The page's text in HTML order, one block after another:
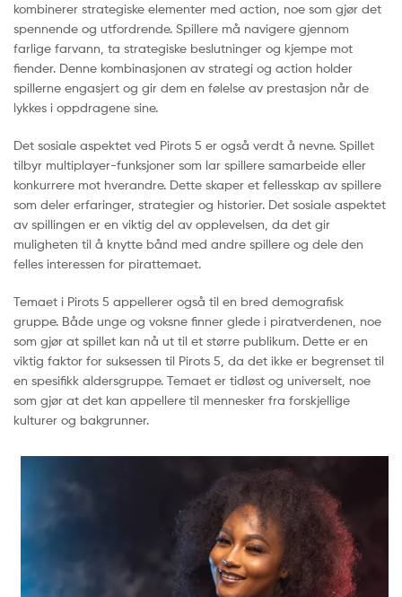
kombinerer strategiske elementer med action, noe som gjør det
spennende og utfordrende. Spillere må navigere gjennom
farlige farvann, ta strategiske beslutninger og kjempe mot
fiender. Denne kombinasjonen av strategi og action holder
spillerne engasjert og gir dem en følelse av prestasjon når de
lykkes i oppdragene sine.
Det sosiale aspektet ved Pirots 5 er også verdt å nevne. Spillet
tilbyr multiplayer-funksjoner som lar spillere samarbeide eller
konkurrere mot hverandre. Dette skaper et fellesskap av spillere
som deler erfaringer, strategier og historier. Det sosiale aspektet
av spillingen er en viktig del av opplevelsen, da det gir
muligheten til å knytte bånd med andre spillere og dele den
felles interessen for pirattemaet.
Temaet i Pirots 5 appellerer også til en bred demografisk
gruppe. Både unge og voksne finner glede i piratverdenen, noe
som gjør at spillet kan nå ut til et større publikum. Dette er en
viktig faktor for suksessen til Pirots 5, da det ikke er begrenset til
en spesifikk aldersgruppe. Temaet er tidløst og universelt, noe
som gjør at det kan appellere til mennesker fra forskjellige
kulturer og bakgrunner.